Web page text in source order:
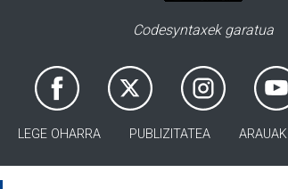
Codesyntaxek garatua
LEGE OHARRA PUBLIZITATEA ARAUAK